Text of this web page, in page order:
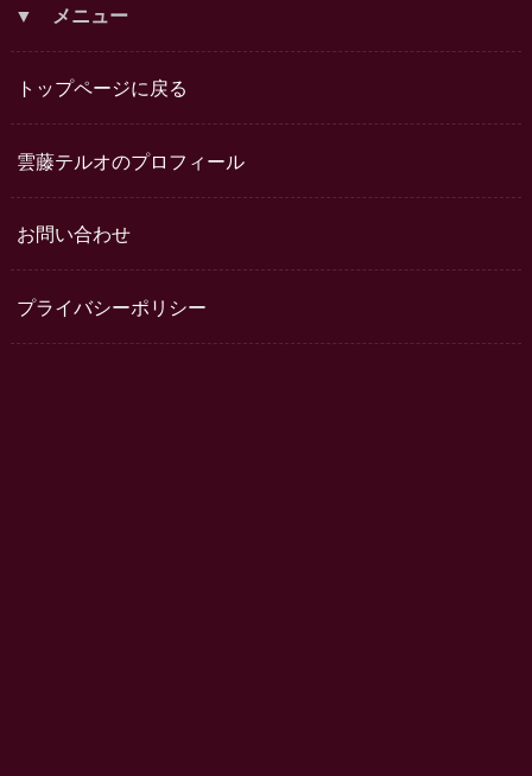
▼ メニュー
トップページに戻る
雲藤テルオのプロフィール
お問い合わせ
プライバシーポリシー